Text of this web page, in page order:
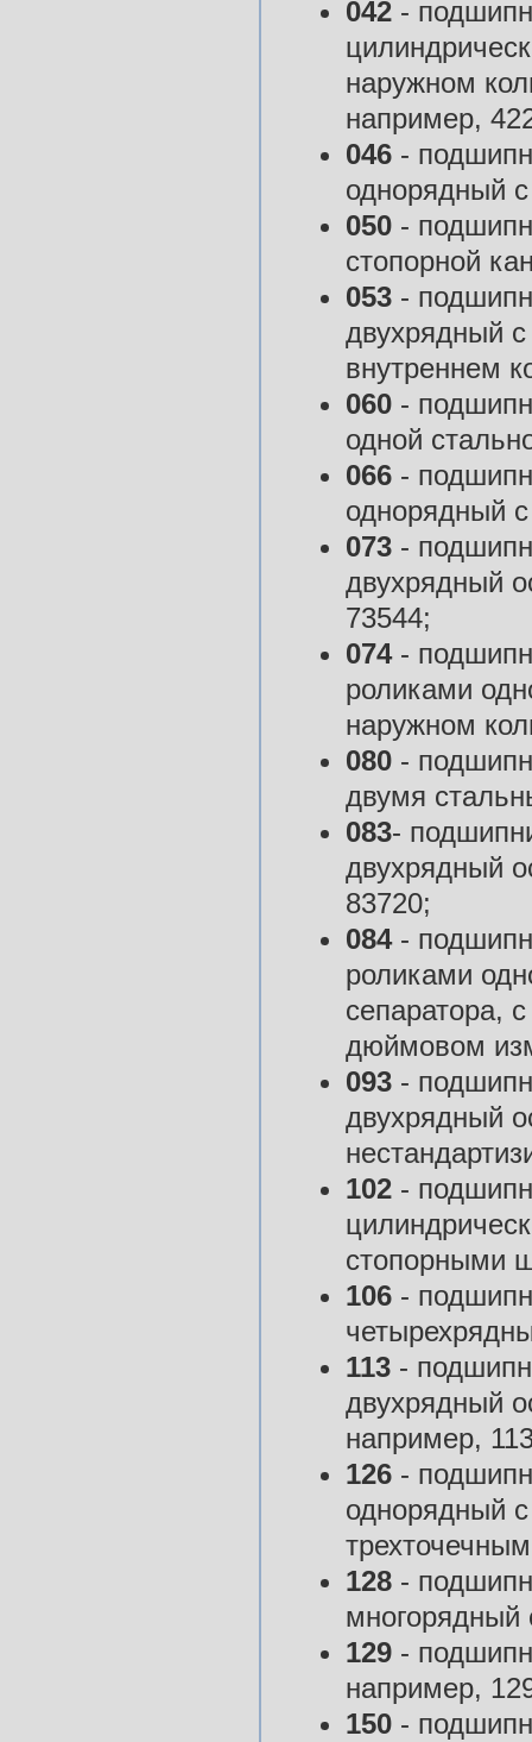
042 -
наружном
например,
046 -
однорядный
050 -
стопорной
053 -
двухрядный
внутреннем
060 -
одной
066 -
однорядный
073 -
двухрядный
73544;
074-
роликами
наружном
080 -
двумя
083-
двухрядный
83720;
084-
роликами
сепаратора,
дюймовом
093 -
двухрядный
102 -
стопорными
106 -
113 -
двухрядный
например,
126 -
однорядный
128 -
многорядный
129 -
например,
150 -